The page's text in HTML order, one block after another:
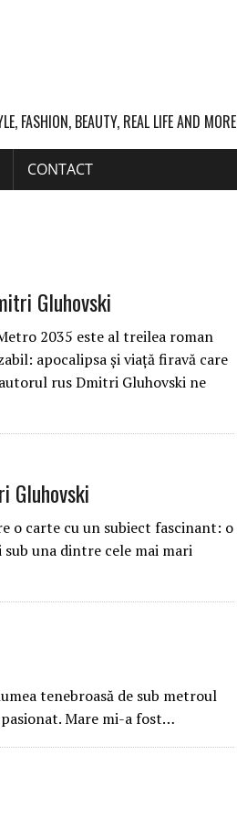
FASHION, BEAUTY, REAL LIFE AND MORE
CONTACT
Gluhovski
2035 este al treilea roman
apocalipsa și viață firavă care
rus Dmitri Gluhovski ne
Gluhovski
o carte cu un subiect fascinant: o
una dintre cele mai mari
tenebroasă de sub metroul
Mare mi-a fost…